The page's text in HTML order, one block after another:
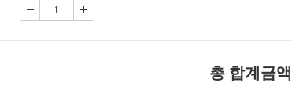
총 합계금액